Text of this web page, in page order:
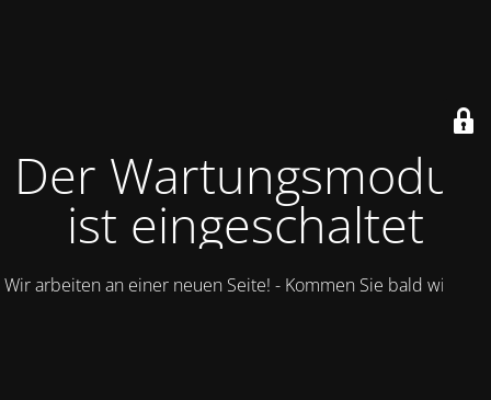
Der Wartungsmodus
ist eingeschaltet
Wir arbeiten an einer neuen Seite! - Kommen Sie bald wieder.